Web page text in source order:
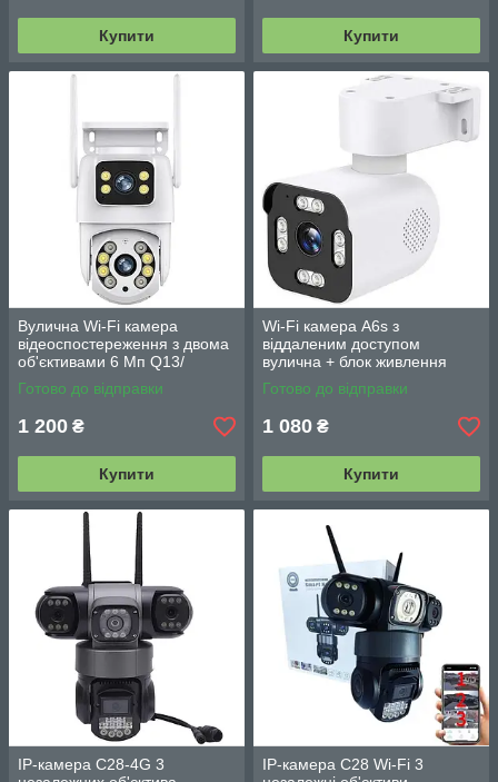
Купити Купити
Вулична Wi-Fi камера
відеоспостереження з двома
об'єктивами 6 Мп Q13/
Поворотна камера з
подвійною лінзою (ACSee
Готово до відправки
1 200 ₴
Купити
Wi-Fi камера A6s з
віддаленим доступом
вулична + блок живлення
(icam365)
Готово до відправки
1 080 ₴
Купити
IP-камера C28-4G 3
IP-камера C28 Wi-Fi 3